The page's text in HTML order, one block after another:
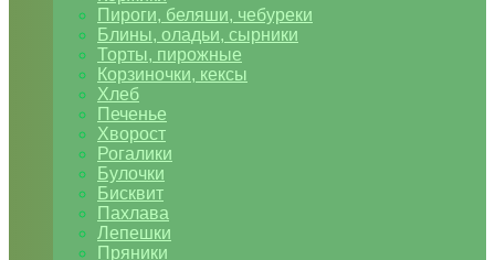
Пироги, беляши, чебуреки
Блины, оладьи, сырники
Торты, пирожные
Корзиночки, кексы
Хлеб
Печенье
Хворост
Рогалики
Булочки
Бисквит
Пахлава
Лепешки
Пряники